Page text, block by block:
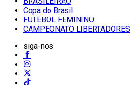
Copa do Brasil
FUTEBOL FEMININO
CAMPEONATO LIBERTADORES
siga-nos